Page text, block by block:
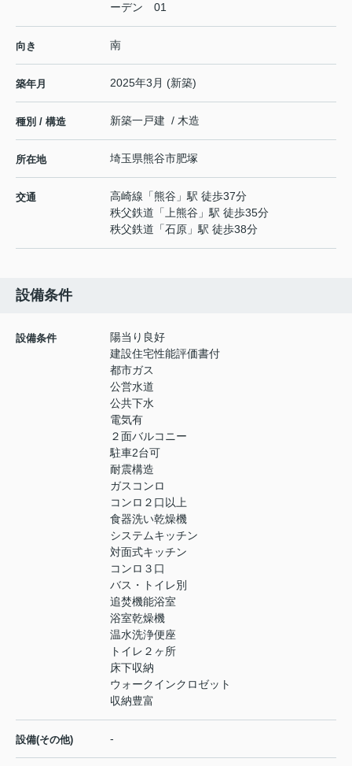
ーデン 01
向き 南
築年月 2025年3月 (新築)
種別 / 構造 新築一戸建 / 木造
所在地 埼玉県熊谷市肥塚
交通 高崎線 「熊谷 」駅 徒歩37分
秩父鉄道 「 上熊谷 」駅 徒歩35分
秩父鉄道 「石原 」駅 徒歩38分
設備条件
設備条件
陽当り良好
建設住宅性能評価書付
都市ガス
公営水道
公共下水
電気有
２面バルコニー
駐車2台可
耐震構造
ガスコンロ
コンロ２口以上
食器洗い乾燥機
システムキッチン
対面式キッチン
コンロ３口
バス・トイレ別
追焚機能浴室
浴室乾燥機
温水洗浄便座
トイレ２ヶ所
床下収納
ウォークインクロゼット
収納豊富
設備(その他) -